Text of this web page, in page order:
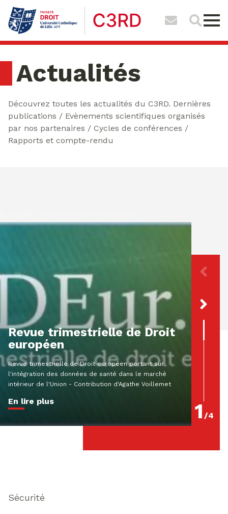
Actualités
Découvrez toutes les actualités du C3RD. Dernières
publications / Evènements scientifiques organisés
par nos partenaires / Cycles de conférences /
Rapports et compte-rendu
1 /4
Revue trimestrielle de Droit
européen
Revue trimestrielle de Droit européen portant sur
l'intégration des données de santé dans le marché
intérieur de l'Union - Contribution d'Agathe Voillemet
En lire plus En
Thématiques
Sécurité